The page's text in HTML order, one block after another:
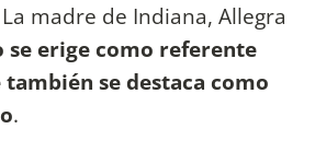
madre de Indiana, Allegra
se erige como referente
también se destaca como
.